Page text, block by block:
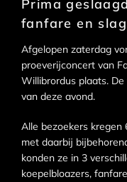
Prima
fanfare en
Afgelopen zaterdag
proeverijconcert van
Willibrordus plaats.
van deze avond.
Alle bezoekers
met daarbij
konden ze in 3
koepelbloazers,